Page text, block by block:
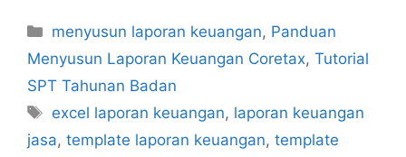
Kategori
menyusun laporan keuangan, Panduan
Menyusun Laporan Keuangan Coretax, Tutorial
SPT Tahunan Badan
Tag
excel laporan keuangan, laporan keuangan
jasa, template laporan keuangan, template